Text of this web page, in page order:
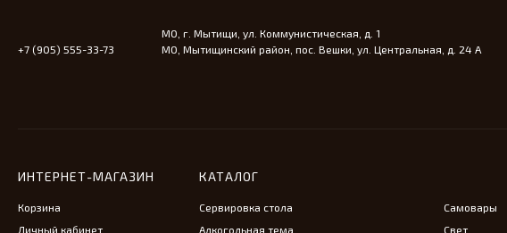
+7 (905) 555-33-73
МО, г. Мытищи, ул. Коммунистическая, д. 1
МО, Мытищинский район, пос. Вешки, ул. Центральная, д. 24 А
ИНТЕРНЕТ-МАГАЗИН
Корзина
Личный кабинет
КАТАЛОГ
Сервировка стола
Алкогольная тема
Самовары
Свет